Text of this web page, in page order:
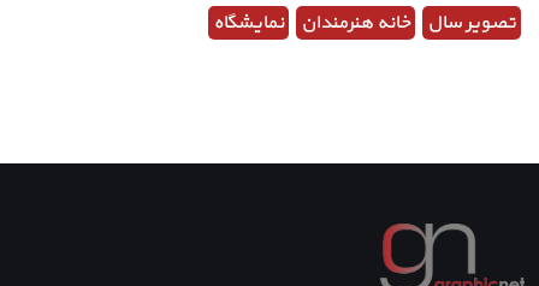
تصویر سال خانه هنرمندان نمایشگاه